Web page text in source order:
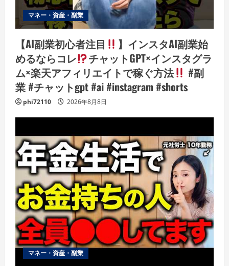
マネー・資産・副業
【AI副業初心者注目
】インスタAI副業始
めるならコレ
チャットGPT×インスタグラ
ム×楽天アフィリエイトで稼ぐ方法
#副
業 #チャットgpt #ai #instagram #shorts
phi72110 2026年8月8日
マネー・資産・副業